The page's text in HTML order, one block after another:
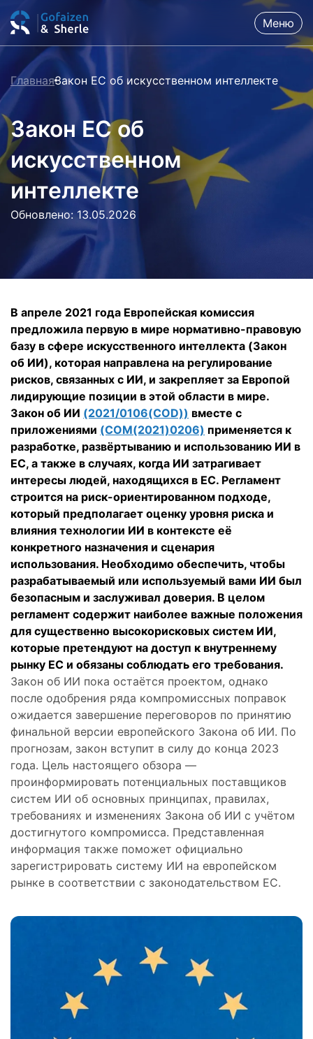
Меню
ГлавнаяЗакон ЕС об искусственном интеллекте
Закон ЕС об
искусственном
интеллекте
Обновлено: 13.05.2026
В апреле 2021 года Европейская комиссия
предложила первую в мире нормативно-правовую
базу в сфере искусственного интеллекта (Закон
об ИИ), которая направлена на регулирование
рисков, связанных с ИИ, и закрепляет за Европой
лидирующие позиции в этой области в мире.
Закон об ИИ (2021/0106(COD)) вместе с
приложениями (COM(2021)0206) применяется к
разработке, развёртыванию и использованию ИИ в
ЕС, а также в случаях, когда ИИ затрагивает
интересы людей, находящихся в ЕС. Регламент
строится на риск-ориентированном подходе,
который предполагает оценку уровня риска и
влияния технологии ИИ в контексте её
конкретного назначения и сценария
использования. Необходимо обеспечить, чтобы
разрабатываемый или используемый вами ИИ был
безопасным и заслуживал доверия. В целом
регламент содержит наиболее важные положения
для существенно высокорисковых систем ИИ,
которые претендуют на доступ к внутреннему
рынку ЕС и обязаны соблюдать его требования.
Закон об ИИ пока остаётся проектом, однако
после одобрения ряда компромиссных поправок
ожидается завершение переговоров по принятию
финальной версии европейского Закона об ИИ. По
прогнозам, закон вступит в силу до конца 2023
года. Цель настоящего обзора —
проинформировать потенциальных поставщиков
систем ИИ об основных принципах, правилах,
требованиях и изменениях Закона об ИИ с учётом
достигнутого компромисса. Представленная
информация также поможет официально
зарегистрировать систему ИИ на европейском
рынке в соответствии с законодательством ЕС.